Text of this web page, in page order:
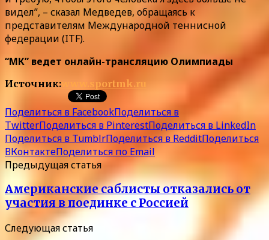
видел”, – сказал Медведев, обращаясь к
представителям Международной теннисной
федерации (ITF).
“МК” ведет онлайн-трансляцию Олимпиады
Источник: www.sportmk.ru
Поделиться в FacebookПоделиться в
TwitterПоделиться в PinterestПоделиться в LinkedIn
Поделиться в TumblrПоделиться в RedditПоделиться
ВКонтактеПоделиться по Email
Предыдущая статья
Американские саблисты отказались от
участия в поединке с Россией
Следующая статья